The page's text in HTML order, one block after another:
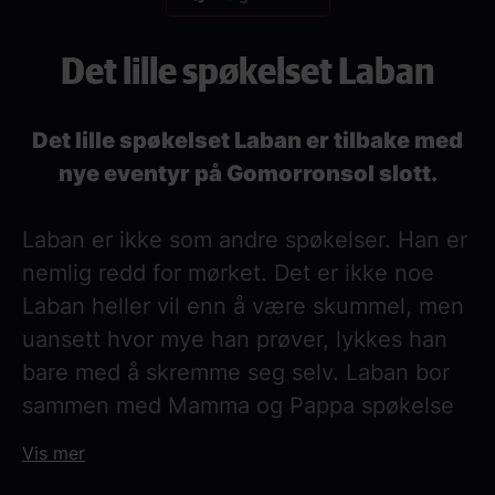
Det lille spøkelset Laban
Det lille spøkelset Laban er tilbake med
nye eventyr på Gomorronsol slott.
Laban er ikke som andre spøkelser. Han er
nemlig redd for mørket. Det er ikke noe
Laban heller vil enn å være skummel, men
uansett hvor mye han prøver, lykkes han
bare med å skremme seg selv. Laban bor
sammen med Mamma og Pappa spøkelse
Vis mer